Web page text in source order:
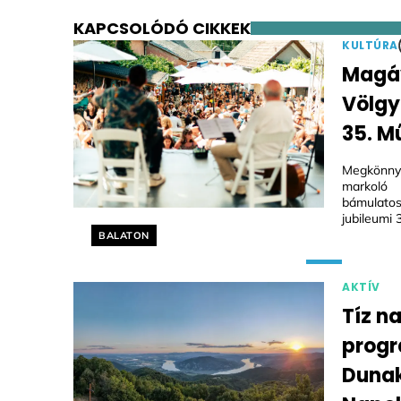
KAPCSOLÓDÓ CIKKEK
Helyszín címkék:
BALATON
KULTÚRA
35.
jubileumi
AKTÍV
Tíz